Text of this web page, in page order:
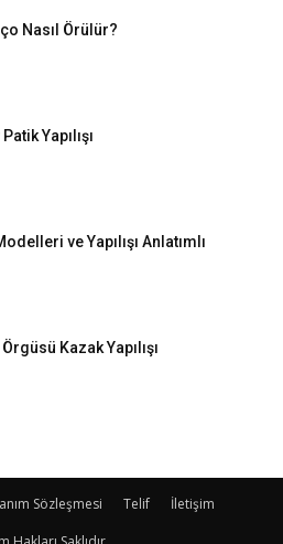
Nasıl Örülür?
Yapılışı
ve Yapılışı Anlatımlı
Kazak Yapılışı
Sözleşmesi Telif
İletişim